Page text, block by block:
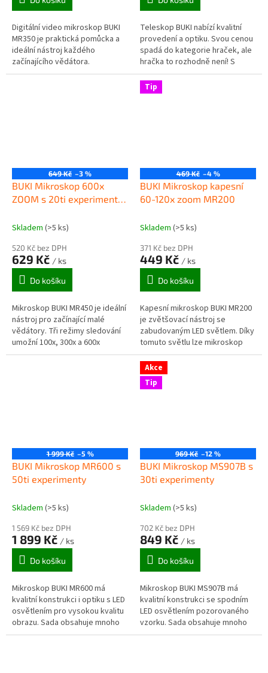
Digitální video mikroskop BUKI
MR350 je praktická pomůcka a
ideální nástroj každého
začínajícího vědátora.
Teleskop BUKI nabízí kvalitní
provedení a optiku. Svou cenou
spadá do kategorie hraček, ale
hračka to rozhodně není! S
teleskopem lze pozorovat
pozemní cíle i větší objekty...
649 Kč –3 %
BUKI Mikroskop 600x
ZOOM s 20ti experimenty
Skladem (>5 ks)
520 Kč bez DPH
629 Kč / ks
Do košíku
Mikroskop BUKI MR450 je ideální
nástroj pro začínající malé
vědátory. Tři režimy sledování
umožní 100x, 300x a 600x
zvětšení a pohodlné pozorování
Tip
469 Kč –4 %
BUKI Mikroskop kapesní
60-120x zoom MR200
Skladem (>5 ks)
371 Kč bez DPH
449 Kč / ks
Do košíku
Kapesní mikroskop BUKI MR200
je zvětšovací nástroj se
zabudovaným LED světlem. Díky
tomuto světlu lze mikroskop
využít pro mnoho praktických
využití... jako univerzální
domácí...
1 999 Kč –5 %
BUKI Mikroskop MR600 s
50ti experimenty
Skladem (>5 ks)
1 569 Kč bez DPH
1 899 Kč / ks
Do košíku
Mikroskop BUKI MR600 má
kvalitní konstrukci i optiku s LED
osvětlením pro vysokou kvalitu
obrazu. Sada obsahuje mnoho
příslušenství a 50 popsaných
Akce
Tip
969 Kč –12 %
BUKI Mikroskop MS907B s
30ti experimenty
Skladem (>5 ks)
702 Kč bez DPH
849 Kč / ks
Do košíku
Mikroskop BUKI MS907B má
kvalitní konstrukci se spodním
LED osvětlením pozorovaného
vzorku. Sada obsahuje mnoho
příslušenství a 30 popsaných